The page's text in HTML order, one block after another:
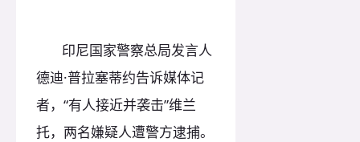
印尼国家警察总局发言人
德迪·普拉塞蒂约告诉媒体记
者，“有人接近并袭击”维兰
托，两名嫌疑人遭警方逮捕。